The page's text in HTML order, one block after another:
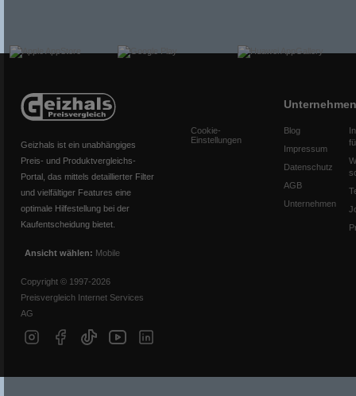
Geizhals ist ein unabhängiges
Preis- und Produktvergleichs-
Portal, das mittels detaillierter Filter
und vielfältiger Features eine
optimale Hilfestellung bei der
Kaufentscheidung bietet.
Ansicht wählen: Mobile
Copyright © 1997-2026
Preisvergleich Internet Services
AG
Cookie-
Einstellungen
Unternehmen
Blog
Impressum
Datenschutz
AGB
Unternehmen